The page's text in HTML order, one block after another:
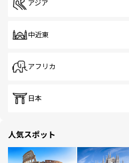
アジア
中近東
アフリカ
日本
人気スポット